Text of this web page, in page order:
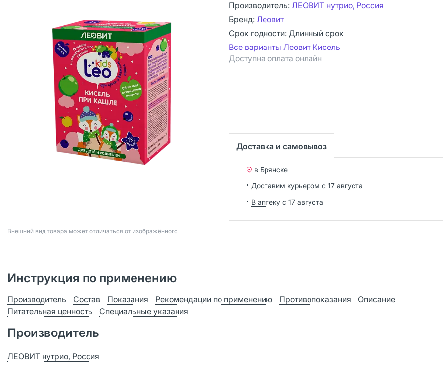
Bнешний вид товара может отличаться от изображённого
Производитель: ЛЕОВИТ нутрио, Россия
Бренд: Леовит
Срок годности: Длинный срок
Все варианты Леовит Кисель
Доступна оплата онлайн
Доставка и самовывоз
в Брянске
Доставим курьером с 17 августа
В аптеку с 17 августа
Инструкция по применению
Производитель Состав Показания Рекомендации по применению Противопоказания
Описание
Питательная ценность
Специальные указания
Производитель
ЛЕОВИТ нутрио, Россия